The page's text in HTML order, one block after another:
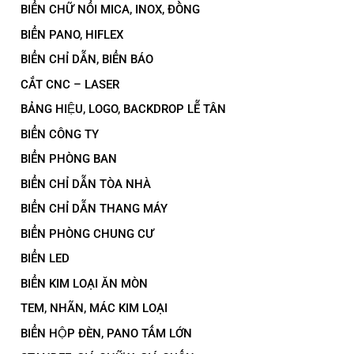
BIỂN CHỮ NỔI MICA, INOX, ĐỒNG
BIỂN PANO, HIFLEX
BIỂN CHỈ DẪN, BIỂN BÁO
CẮT CNC – LASER
BẢNG HIỆU, LOGO, BACKDROP LỄ TÂN
BIỂN CÔNG TY
BIỂN PHÒNG BAN
BIỂN CHỈ DẪN TÒA NHÀ
BIỂN CHỈ DẪN THANG MÁY
BIỂN PHÒNG CHUNG CƯ
BIỂN LED
BIỂN KIM LOẠI ĂN MÒN
TEM, NHÃN, MÁC KIM LOẠI
BIỂN HỘP ĐÈN, PANO TẤM LỚN